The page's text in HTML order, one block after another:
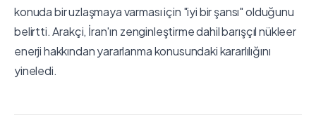
konuda bir uzlaşmaya varması için "iyi bir şansı" olduğunu
belirtti. Arakçi, İran'ın zenginleştirme dahil barışçıl nükleer
enerji hakkından yararlanma konusundaki kararlılığını
yineledi.